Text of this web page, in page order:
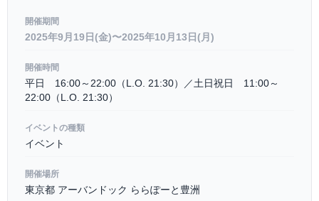
開催期間
2025年9月19日(金)〜2025年10月13日(月)
開催時間
平日 16:00～22:00（L.O. 21:30）／土日祝日 11:00～
22:00（L.O. 21:30）
イベントの種類
イベント
開催場所
東京都 アーバンドック ららぽーと豊洲